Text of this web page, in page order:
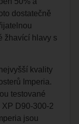
dostatečně
žhavící hlavy s
kvality
Imperia.
testované
D90-300-2
jsou